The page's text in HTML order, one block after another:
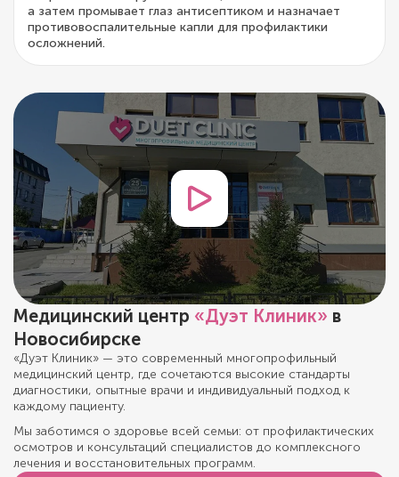
а затем промывает глаз антисептиком и назначает
противовоспалительные капли для профилактики
осложнений.
Медицинский центр «Дуэт Клиник» в
Новосибирске
«Дуэт Клиник» — это современный многопрофильный
медицинский центр, где сочетаются высокие стандарты
диагностики, опытные врачи и индивидуальный подход к
каждому пациенту.
Мы заботимся о здоровье всей семьи: от профилактических
осмотров и консультаций специалистов до комплексного
лечения и восстановительных программ.